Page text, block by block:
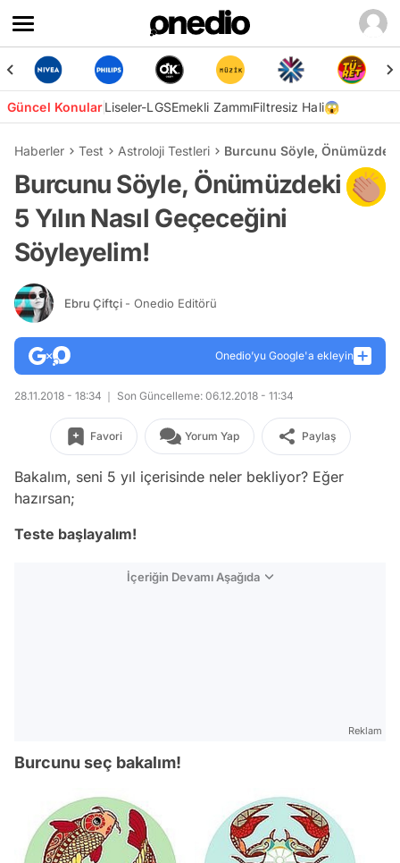
Güncel KonularLiseler-LGSEmekli ZammıFiltresiz Hali😱
Haberler Test Astroloji Testleri Burcunu Söyle,
Burcunu Söyle, Önümüzdeki
5 Yılın Nasıl Geçeceğini
Söyleyelim!
Ebru Çiftçi - Onedio Editörü
Onedio’yu Google'a ekleyin
28.11.2018 - 18:34 Son Güncelleme: 06.12.2018 - 11:34
Favori Yorum Yap Paylaş
Bakalım, seni 5 yıl içerisinde neler bekliyor? Eğer
hazırsan;
Teste başlayalım!
İçeriğin Devamı Aşağıda
Reklam
Burcunu seç bakalım!